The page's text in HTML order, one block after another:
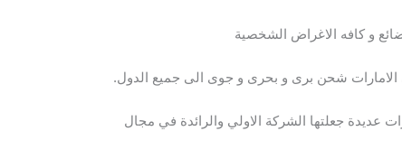
و كافه الاغراض الشخصية
شحن برى و بحرى و جوى الى جميع الدول.
عديدة جعلتها الشركة الاولي والرائدة في مجال